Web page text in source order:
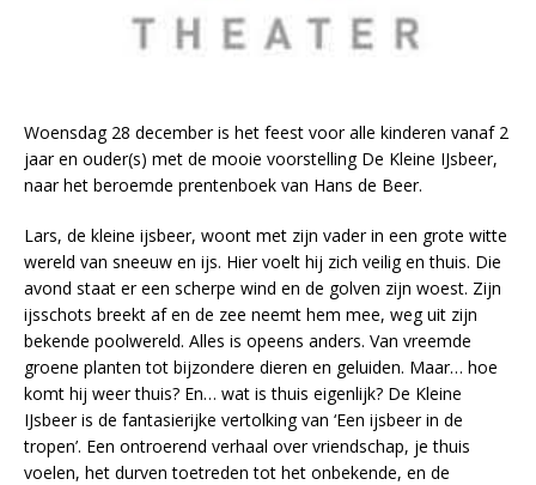
Woensdag 28 december is het feest voor alle kinderen vanaf 2
jaar en ouder(s) met de mooie voorstelling De Kleine IJsbeer,
naar het beroemde prentenboek van Hans de Beer.
Lars, de kleine ijsbeer, woont met zijn vader in een grote witte
wereld van sneeuw en ijs. Hier voelt hij zich veilig en thuis. Die
avond staat er een scherpe wind en de golven zijn woest. Zijn
ijsschots breekt af en de zee neemt hem mee, weg uit zijn
bekende poolwereld. Alles is opeens anders. Van vreemde
groene planten tot bijzondere dieren en geluiden. Maar… hoe
komt hij weer thuis? En… wat is thuis eigenlijk? De Kleine
IJsbeer is de fantasierijke vertolking van ‘Een ijsbeer in de
tropen’. Een ontroerend verhaal over vriendschap, je thuis
voelen, het durven toetreden tot het onbekende, en de